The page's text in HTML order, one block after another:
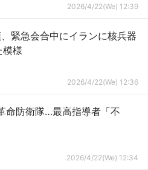
2026/4/22(We) 12:39
緊急会合中にイランに核兵器
模様
2026/4/22(We) 12:36
命防衛隊…最高指導者「不
2026/4/22(We) 12:34